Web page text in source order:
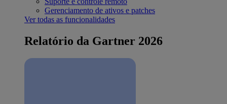
Gerenciamento de ativos e patches
Ver todas as funcionalidades
Relatório da Gartner 2026